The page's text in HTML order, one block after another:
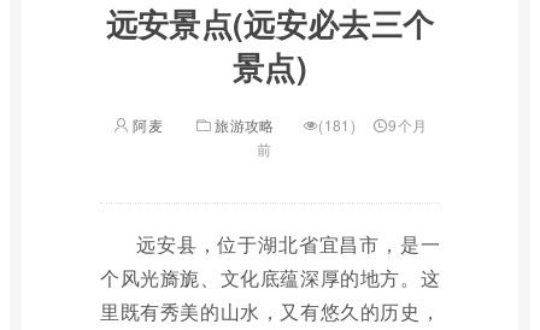
远安景点(远安必去三个
景点)
阿麦 旅游攻略 (181)
9个月
前
远安县，位于湖北省宜昌市，是一
个风光旖旎、文化底蕴深厚的地方。这
里既有秀美的山水，又有悠久的历史，